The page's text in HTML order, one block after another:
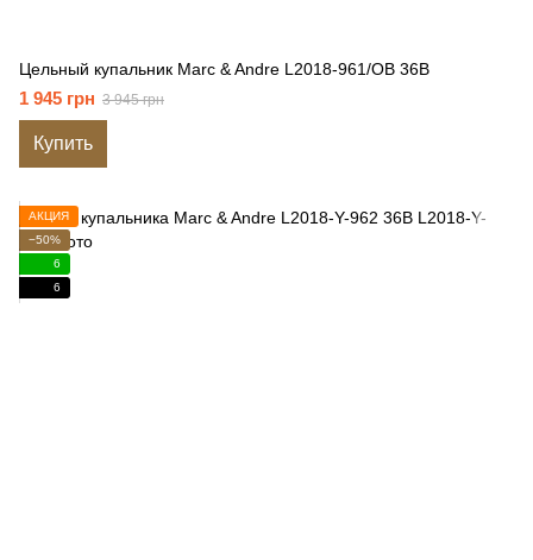
Цельный купальник Marc & Andre L2018-961/OB 36B
1 945 грн 3 945 грн
Купить
АКЦИЯ
−50%
6
6